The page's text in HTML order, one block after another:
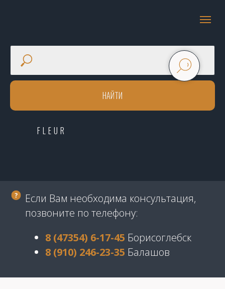
НАЙТИ
FLEUR
Если Вам необходима консультация,
позвоните по телефону:
8 (47354) 6-17-45 Борисоглебск
8 (910) 246-23-35 Балашов